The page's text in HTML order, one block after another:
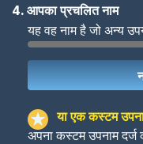
Woof
4. आपका प्रचलित नाम
यह वह नाम है जो अन्य
या एक कस्टम
अपना कस्टम उपनाम दर्ज